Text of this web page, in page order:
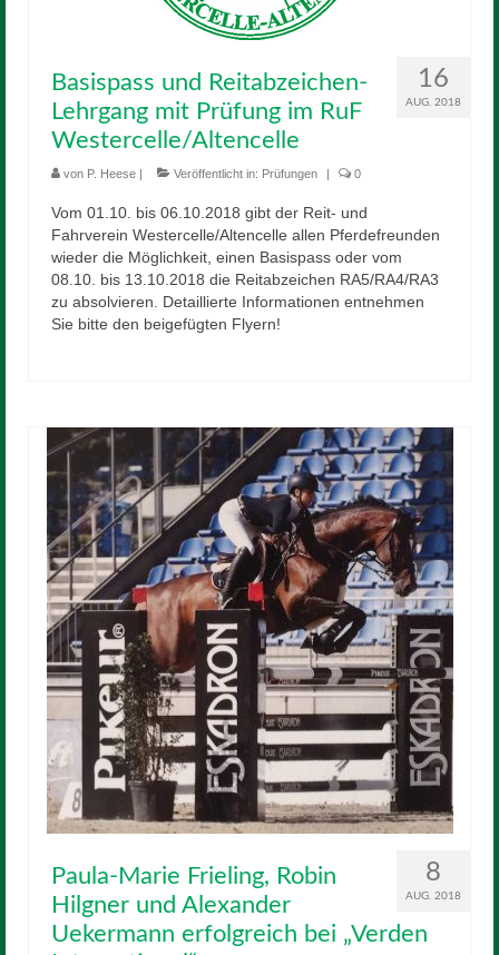
16
AUG. 2018
Basispass und Reitabzeichen-
Lehrgang mit Prüfung im RuF
Westercelle/Altencelle
von P. Heese Veröffentlicht in: Prüfungen 0
Vom 01.10. bis 06.10.2018 gibt der Reit- und
Fahrverein Westercelle/Altencelle allen Pferdefreunden
wieder die Möglichkeit, einen Basispass oder vom
08.10. bis 13.10.2018 die Reitabzeichen RA5/RA4/RA3
zu absolvieren. Detaillierte Informationen entnehmen
Sie bitte den beigefügten Flyern!
8
AUG. 2018
Paula-Marie Frieling, Robin
Hilgner und Alexander
Uekermann erfolgreich bei „Verden